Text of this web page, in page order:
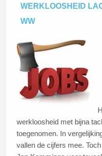
WERKLOOSHEID
WW
werkloosheid met bijna
toegenomen. In
vallen de cijfers mee.